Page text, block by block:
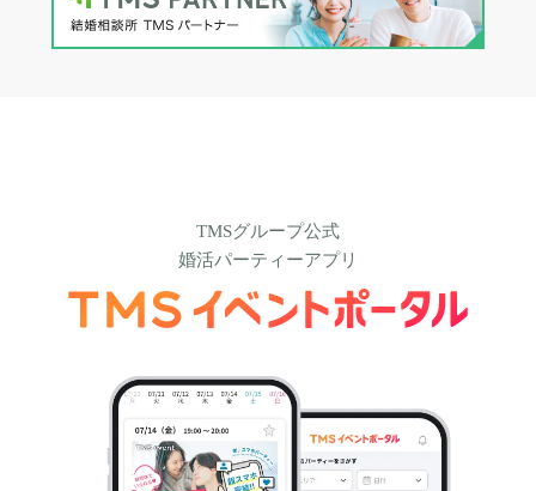
TMSグループ公式
婚活パーティーアプリ